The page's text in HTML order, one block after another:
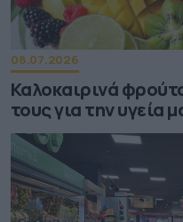
08.07.2026
Καλοκαιρινά
τους για την υγεία